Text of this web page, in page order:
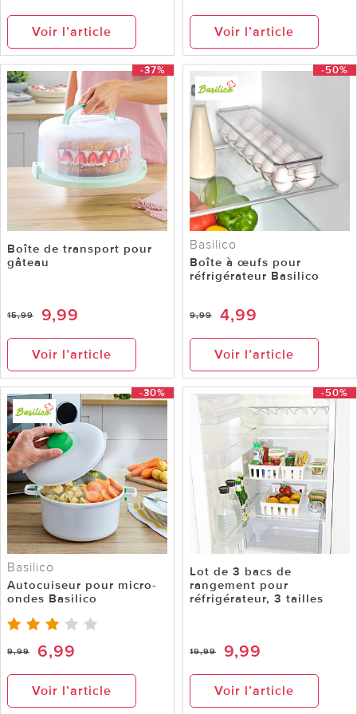
Voir l’article Voir l’article
-37%
Boîte de transport pour
gâteau
15,99 9,99
Voir l’article
-50%
Basilico
Boîte à œufs pour
réfrigérateur Basilico
9,99 4,99
Voir l’article
-30%
Basilico
Autocuiseur pour micro-
ondes Basilico
9,99 6,99
Voir l’article
-50%
Lot de 3 bacs de
rangement pour
réfrigérateur, 3 tailles
19,99 9,99
Voir l’article